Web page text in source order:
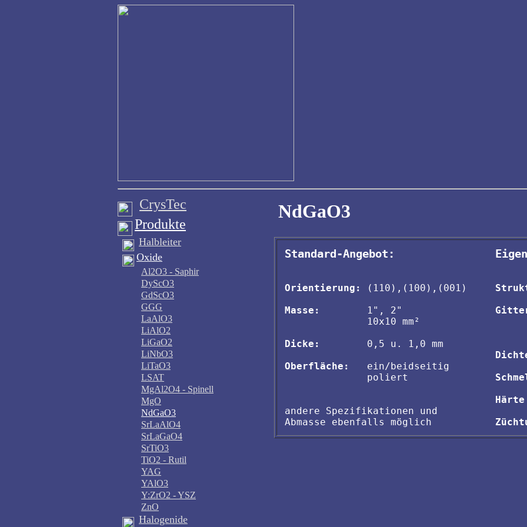
CrysTec
Produkte
Halbleiter
Oxide
Al2O3 - Saphir
DyScO3
GdScO3
GGG
LaAlO3
LiAlO2
LiGaO2
LiNbO3
LiTaO3
LSAT
MgAl2O4 - Spinell
MgO
NdGaO3
SrLaAlO4
SrLaGaO4
SrTiO3
TiO2 - Rutil
YAG
YAlO3
Y:ZrO2 - YSZ
ZnO
Halogenide
NdGaO3
Standard-Angebot:
Orientierung:
(110),(100),(001)
Masse:
        1", 2"
              10x10 mm²
Dicke:
        0,5 u. 1,0 mm
Oberfläche:
   ein/beidseitig
              poliert
andere Spezifikationen und